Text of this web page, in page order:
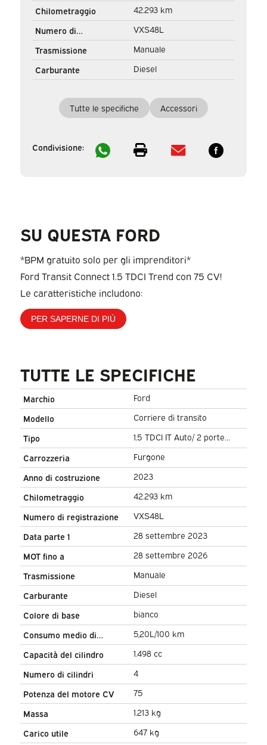
Chilometraggio
42.293 km
Numero di
registrazione
VXS48L
Trasmissione
Manuale
Carburante
Diesel
Tutte le specifiche Accessori
Condivisione:
SU QUESTA FORD
*BPM gratuito solo per gli imprenditori*
Ford Transit Connect 1.5 TDCI Trend con 75 CV!
Le caratteristiche includono:
PER SAPERNE DI PIÙ
TUTTE LE SPECIFICHE
Marchio
Ford
Modello
Corriere di transito
Tipo
1.5 TDCI IT Auto/ 2 porte
scorrevoli/ Carplay/ Airco/
PDC/ Cruise
Carrozzeria
Furgone
Anno di costruzione
2023
Chilometraggio
42.293 km
Numero di registrazione
VXS48L
Data parte 1
28 settembre 2023
MOT fino a
28 settembre 2026
Trasmissione
Manuale
Carburante
Diesel
Colore di base
bianco
Consumo medio di
carburante
5,20L/100 km
Capacità del cilindro
1.498 cc
Numero di cilindri
4
Potenza del motore CV
75
Massa
1.213 kg
Carico utile
647 kg